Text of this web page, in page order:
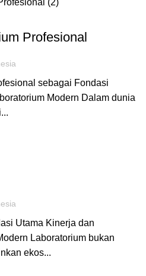
Profesional
sebagai Fondasi
Modern Dalam dunia
Utama Kinerja dan
Laboratorium bukan
ekos...